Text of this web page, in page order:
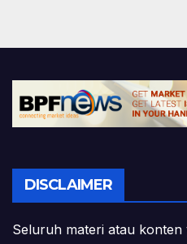
DISCLAIMER
Seluruh materi atau konten